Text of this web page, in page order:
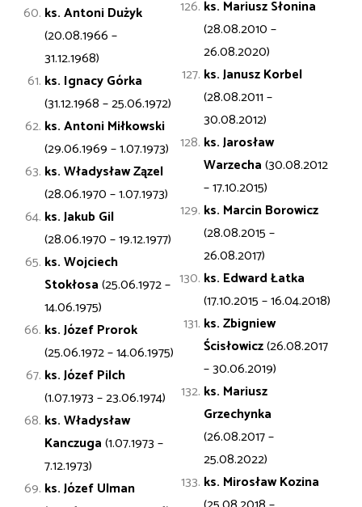
ks. AntoniDużyk
(20.08.1966 –
31.12.1968)
ks. IgnacyGórka
(31.12.1968 – 25.06.1972)
ks. AntoniMiłkowski
(29.06.1969 – 1.07.1973)
ks. WładysławZązel
(28.06.1970 – 1.07.1973)
ks. Jakub Gil
(28.06.1970 – 19.12.1977)
ks. Wojciech
Stokłosa(25.06.1972 –
14.06.1975)
ks. JózefProrok
(25.06.1972 – 14.06.1975)
ks. JózefPilch
(1.07.1973 – 23.06.1974)
ks. Władysław
Kanczuga(1.07.1973 –
7.12.1973)
ks. JózefUlman
ks. Mariusz Słonina
(28.08.2010 –
26.08.2020)
ks. Janusz Korbel
(28.08.2011 –
30.08.2012)
ks. Jarosław
Warzecha(30.08.2012
– 17.10.2015)
ks. Marcin Borowicz
(28.08.2015 –
26.08.2017)
ks. Edward Łatka
(17.10.2015 – 16.04.2018)
ks. Zbigniew
Ścisłowicz(26.08.2017
– 30.06.2019)
ks. Mariusz
Grzechynka
(26.08.2017 –
25.08.2022)
ks. Mirosław Kozina